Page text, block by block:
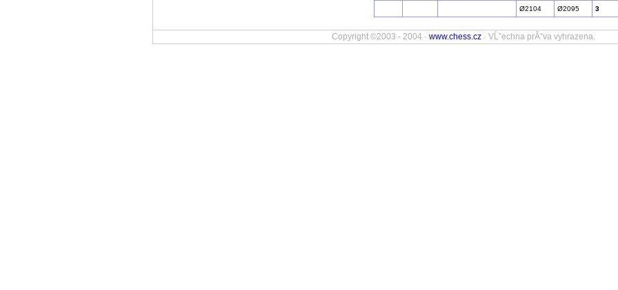
Ø2104 Ø2095 3
Copyright ©2003 - 2004 · www.chess.cz · VĹˇechna prĂˇva vyhrazena.